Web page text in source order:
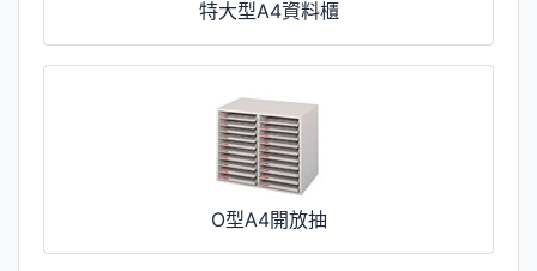
特大型A4資料櫃
O型A4開放抽